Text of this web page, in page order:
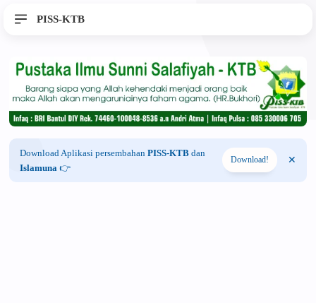
PISS-KTB
Download Aplikasi persembahan PISS-KTB dan
Islamuna 👉
Download!